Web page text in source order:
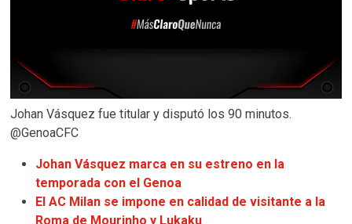
Johan Vásquez fue titular y disputó los 90 minutos.
@GenoaCFC
Johan Vásquez marca en su estreno en la
temporada con el Genoa
El AC Milan se impone en calidad de visitante a la
Roma de Mourinho y Lukaku